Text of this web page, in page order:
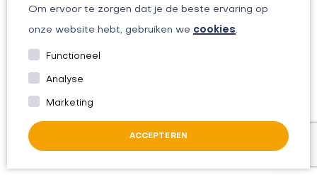
Om ervoor te zorgen dat je de beste ervaring op
onze website hebt, gebruiken we cookies.
Functioneel
Analyse
Marketing
ACCEPTEREN